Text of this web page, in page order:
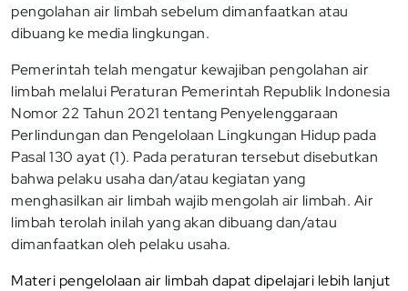
pengolahan air limbah sebelum dimanfaatkan atau
dibuang ke media lingkungan.
Pemerintah telah mengatur kewajiban pengolahan air
limbah melalui Peraturan Pemerintah Republik Indonesia
Nomor 22 Tahun 2021 tentang Penyelenggaraan
Perlindungan dan Pengelolaan Lingkungan Hidup pada
Pasal 130 ayat (1). Pada peraturan tersebut disebutkan
bahwa pelaku usaha dan/atau kegiatan yang
menghasilkan air limbah wajib mengolah air limbah. Air
limbah terolah inilah yang akan dibuang dan/atau
dimanfaatkan oleh pelaku usaha.
Materi pengelolaan air limbah dapat dipelajari lebih lanjut